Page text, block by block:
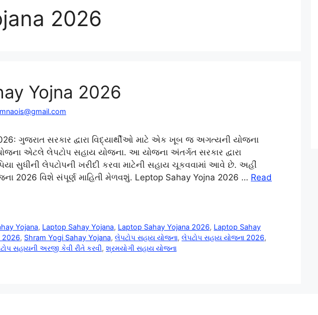
2026
Yojna 2026
ગુજરાત સરકાર દ્વારા વિદ્યાર્થીઓ માટે એક ખૂબ જ અગત્યની યોજના
એટલે લેપટોપ સહાય યોજના. આ યોજના અંતર્ગત સરકાર દ્વારા
સુધીની લેપટોપની ખરીદી કરવા માટેની સહાય ચૂકવવામાં આવે છે. અહીં
2026 વિશે સંપૂર્ણ માહિતી મેળવશું. Leptop Sahay Yojna 2026 … Read
Yojana, Laptop Sahay Yojana, Laptop Sahay Yojana 2026, Laptop Sahay
2026, Shram Yogi Sahay Yojana, લેપટોપ સહાય યોજના, લેપટોપ સહાય યોજના 2026,
સહાયની અરજી કેવી રીતે કરવી, શ્રમયોગી સહાય યોજના